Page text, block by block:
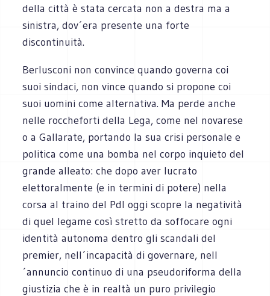
della città è stata cercata non a destra ma a
sinistra, dov´era presente una forte
discontinuità.
Berlusconi non convince quando governa coi
suoi sindaci, non vince quando si propone coi
suoi uomini come alternativa. Ma perde anche
nelle roccheforti della Lega, come nel novarese
o a Gallarate, portando la sua crisi personale e
politica come una bomba nel corpo inquieto del
grande alleato: che dopo aver lucrato
elettoralmente (e in termini di potere) nella
corsa al traino del Pdl oggi scopre la negatività
di quel legame così stretto da soffocare ogni
identità autonoma dentro gli scandali del
premier, nell´incapacità di governare, nell
´annuncio continuo di una pseudoriforma della
giustizia che è in realtà un puro privilegio